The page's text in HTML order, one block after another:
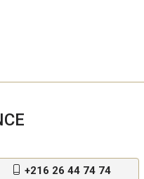
+216 26 44 74 74